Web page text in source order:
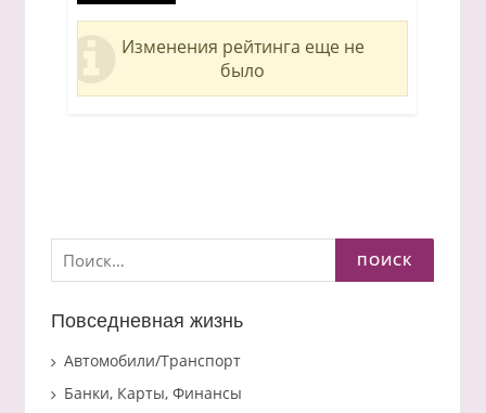
Изменения рейтинга еще не
было
Найти:
Повседневная жизнь
Автомобили/Транспорт
Банки, Карты, Финансы